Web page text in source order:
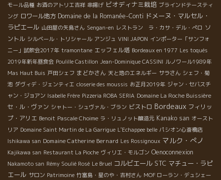
モール品種 お酒のアトリエ吉祥 串揚げ ビオディナミ栽培 ブラインドテースティ
ング ロワール地方 Domaine de la Romanée-Conti ドメーヌ・マルセル・
ラピエール 山田屋の矢島さん Sengan-en レストラン ラ・カサ・デル・ぺロ ソ
ントル シルベール・トリシャール アンジュ VINI JAPON インポーター「サンフォ
ニー」試飲会2017年 tramontane エッフェル塔 Bordeaux en 1977 Les toqués
2019年新年昼食会 Poulille Castillon Jean-Dominique CASSINI ルノワール1989年
Mas Haut Buis 戸田シェフ まどかさん 天と地のエネルギー サラさん シェフ・菊
池 ダヴィデ・ジェンティエ closerie des moussis お正月2019年 ジャン・セバスチ
ャン・ジョアン Isabelle Frère Pizzeria ROBA SERIA Domaine La Roche Buissière
セ・ル・ヴァン シャトー・シュヴァル・ブラン ビストロ Bordeaux フィリッ
プ・アリエ Benoit Pascale Choime ラ・リュノット醸造元 Kanako san オースト
リア Domaine Saint Martin de La Garrigue L'Echappee belle パシオン心斎橋店
Ishikawa san Domaine Catherine Bernard Les Rossignoux マルク・ぺノ
Kajikawa san Restaurant La Pioche ヴィリエ・モルゴン Oenoconnexion
Nakamoto san Rémy Soulié Rosé Le Bruel コルビエール STC マチュー・ラピ
エール サロン Patrimoine 竹富島・星のや・吉村さん MOF ローラン・デュシェー